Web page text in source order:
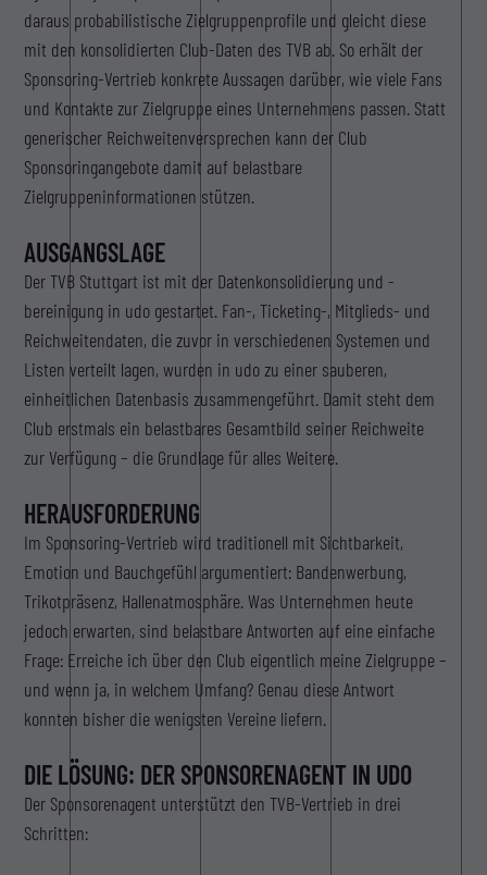
daraus probabilistische Zielgruppenprofile und gleicht diese
mit den konsolidierten Club-Daten des TVB ab. So erhält der
Sponsoring-Vertrieb konkrete Aussagen darüber, wie viele Fans
und Kontakte zur Zielgruppe eines Unternehmens passen. Statt
generischer Reichweitenversprechen kann der Club
Sponsoringangebote damit auf belastbare
Zielgruppeninformationen stützen.
AUSGANGSLAGE
Der TVB Stuttgart ist mit der Datenkonsolidierung und -
bereinigung in udo gestartet. Fan-, Ticketing-, Mitglieds- und
Reichweitendaten, die zuvor in verschiedenen Systemen und
Listen verteilt lagen, wurden in udo zu einer sauberen,
einheitlichen Datenbasis zusammengeführt. Damit steht dem
Club erstmals ein belastbares Gesamtbild seiner Reichweite
zur Verfügung – die Grundlage für alles Weitere.
HERAUSFORDERUNG
Im Sponsoring-Vertrieb wird traditionell mit Sichtbarkeit,
Emotion und Bauchgefühl argumentiert: Bandenwerbung,
Trikotpräsenz, Hallenatmosphäre. Was Unternehmen heute
jedoch erwarten, sind belastbare Antworten auf eine einfache
Frage: Erreiche ich über den Club eigentlich meine Zielgruppe –
und wenn ja, in welchem Umfang? Genau diese Antwort
konnten bisher die wenigsten Vereine liefern.
DIE LÖSUNG: DER SPONSORENAGENT IN UDO
Der Sponsorenagent unterstützt den TVB-Vertrieb in drei
Schritten: